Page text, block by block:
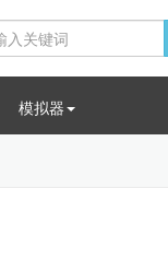
模拟器